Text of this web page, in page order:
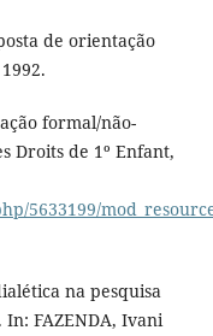
de orientação
formal/não-
Droits de 1º Enfant,
5633199/
na pesquisa
FAZENDA, Ivani